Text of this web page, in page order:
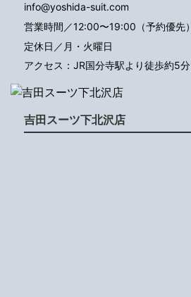
info@yoshida-suit.com
営業時間／12:00〜19:00（予約優先）
定休日／月・火曜日
アクセス：JR国分寺駅より徒歩約5分
吉田スーツ下北沢店